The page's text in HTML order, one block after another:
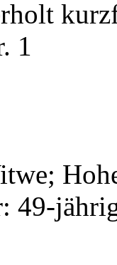
1
49-